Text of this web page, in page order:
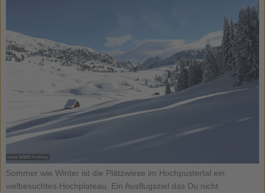
Sommer wie Winter ist die Plätzwiese im Hochpustertal ein
vielbesuchtes Hochplateau. Ein Ausflugsziel das Du nicht